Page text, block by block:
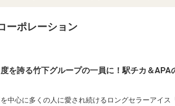
ーポレーション
を誇る竹下グループの一員に！駅チカ＆APA
中心に多くの人に愛され続けるロングセラーアイス